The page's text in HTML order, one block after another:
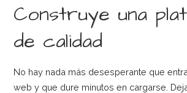
Construye una
de calidad
No hay nada más desesperante que
web y que dure minutos en cargarse.